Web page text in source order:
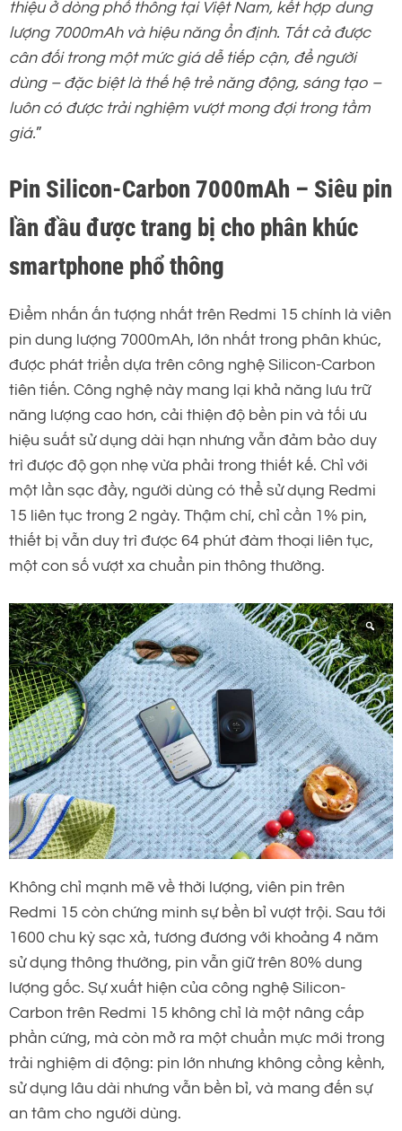
thiệu ở dòng phổ thông tại Việt Nam, kết hợp dung
lượng 7000mAh và hiệu năng ổn định. Tất cả được
cân đối trong một mức giá dễ tiếp cận, để người
dùng – đặc biệt là thế hệ trẻ năng động, sáng tạo –
luôn có được trải nghiệm vượt mong đợi trong tầm
giá.”
Pin Silicon-Carbon 7000mAh – Siêu pin
lần đầu được trang bị cho phân khúc
smartphone phổ thông
Điểm nhấn ấn tượng nhất trên Redmi 15 chính là viên
pin dung lượng 7000mAh, lớn nhất trong phân khúc,
được phát triển dựa trên công nghệ Silicon-Carbon
tiên tiến. Công nghệ này mang lại khả năng lưu trữ
năng lượng cao hơn, cải thiện độ bền pin và tối ưu
hiệu suất sử dụng dài hạn nhưng vẫn đảm bảo duy
trì được độ gọn nhẹ vừa phải trong thiết kế. Chỉ với
một lần sạc đầy, người dùng có thể sử dụng Redmi
15 liên tục trong 2 ngày. Thậm chí, chỉ cần 1% pin,
thiết bị vẫn duy trì được 64 phút đàm thoại liên tục,
một con số vượt xa chuẩn pin thông thường.
Không chỉ mạnh mẽ về thời lượng, viên pin trên
Redmi 15 còn chứng minh sự bền bỉ vượt trội. Sau tới
1600 chu kỳ sạc xả, tương đương với khoảng 4 năm
sử dụng thông thường, pin vẫn giữ trên 80% dung
lượng gốc. Sự xuất hiện của công nghệ Silicon-
Carbon trên Redmi 15 không chỉ là một nâng cấp
phần cứng, mà còn mở ra một chuẩn mực mới trong
trải nghiệm di động: pin lớn nhưng không cồng kềnh,
sử dụng lâu dài nhưng vẫn bền bỉ, và mang đến sự
an tâm cho người dùng.